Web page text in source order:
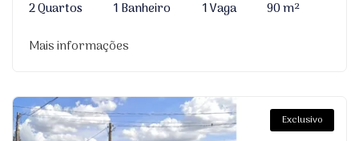
2 Quartos
1 Banheiro 1 Vaga
90 m²
Mais informações
Exclusivo